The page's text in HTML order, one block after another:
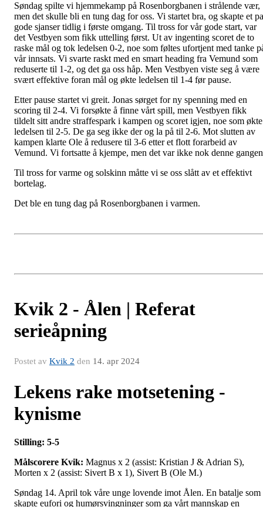
Søndag spilte vi hjemmekamp på Rosenborgbanen i strålende vær,
men det skulle bli en tung dag for oss. Vi startet bra, og skapte et
gode sjanser tidlig i første omgang. Til tross for vår gode start, var
det Vestbyen som fikk uttelling først. Ut av ingenting scoret de to
raske mål og tok ledelsen 0-2, noe som føltes ufortjent med tanke
vår innsats. Vi svarte raskt med en smart heading fra Vemund som
reduserte til 1-2, og det ga oss håp. Men Vestbyen viste seg å være
svært effektive foran mål og økte ledelsen til 1-4 før pause.
Etter pause startet vi greit. Jonas sørget for ny spenning med en
scoring til 2-4. Vi forsøkte å finne vårt spill, men Vestbyen fikk
tildelt sitt andre straffespark i kampen og scoret igjen, noe som økte
ledelsen til 2-5. De ga seg ikke der og la på til 2-6. Mot slutten av
kampen klarte Ole å redusere til 3-6 etter et flott forarbeid av
Vemund. Vi fortsatte å kjempe, men det var ikke nok denne
Til tross for varme og solskinn måtte vi se oss slått av et effektivt
bortelag.
Det ble en tung dag på Rosenborgbanen i varmen.
Kvik 2 - Ålen | Referat
serieåpning
Postet av Kvik 2 den 14. apr 2024
Lekens rake motsetening -
kynisme
Stilling: 5-5
Målscorere Kvik: Magnus x 2 (assist: Kristian J & Adrian S),
Morten x 2 (assist: Sivert B x 1), Sivert B (Ole M.)
Søndag 14. April tok våre unge lovende imot Ålen. En batalje som
skapte eufori og humørsvingninger som ga vårt mannskap en